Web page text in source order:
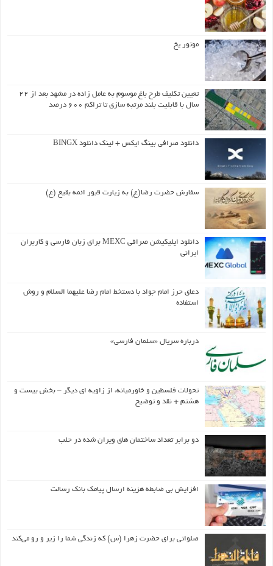
موتور یخ
تعیین تکلیف طرح باغ موسوم به عامل زاده در مشهد بعد از ۲۲
سال با قابلیت بلند مرتبه سازی تا تراکم ۶۰۰ درصد
دانلود صرافی بینگ ایکس + لینک دانلود BINGX
سفارش حضرت رضا(ع) به زیارت قبور ائمه بقیع (ع)
دانلود اپلیکیشن صرافی MEXC برای زبان فارسی و کاربران
ایرانی
دعای حرز امام جواد با دستخط امام رضا علیهما السلام و روش
استفاده
درباره سریال «سلمان فارسی»
تحولات فلسطین و خاورمیانه، از زاویه ای دیگر – بخش بیست و
هشتم + نقد و توضیح
دو برابر تعداد ساختمان های ویران شده در حلب
افزایش بی ضابطه هزینه ارسال پیامک بانک رسالت
صلواتی برای حضرت زهرا (س) که زندگی شما را زیر و رو می‌کند